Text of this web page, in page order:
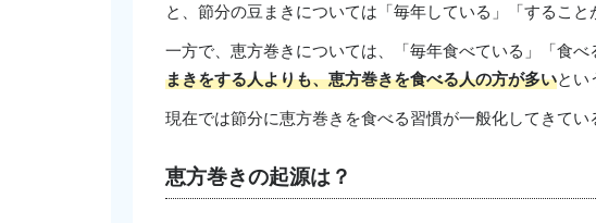
と、節分の豆まきについては「毎年している」「すること
一方で、恵方巻きについては、「毎年食べている」「食べ
まきをする人よりも、恵方巻きを食べる人の方が多いとい
現在では節分に恵方巻きを食べる習慣が一般化してきてい
恵方巻きの起源は？